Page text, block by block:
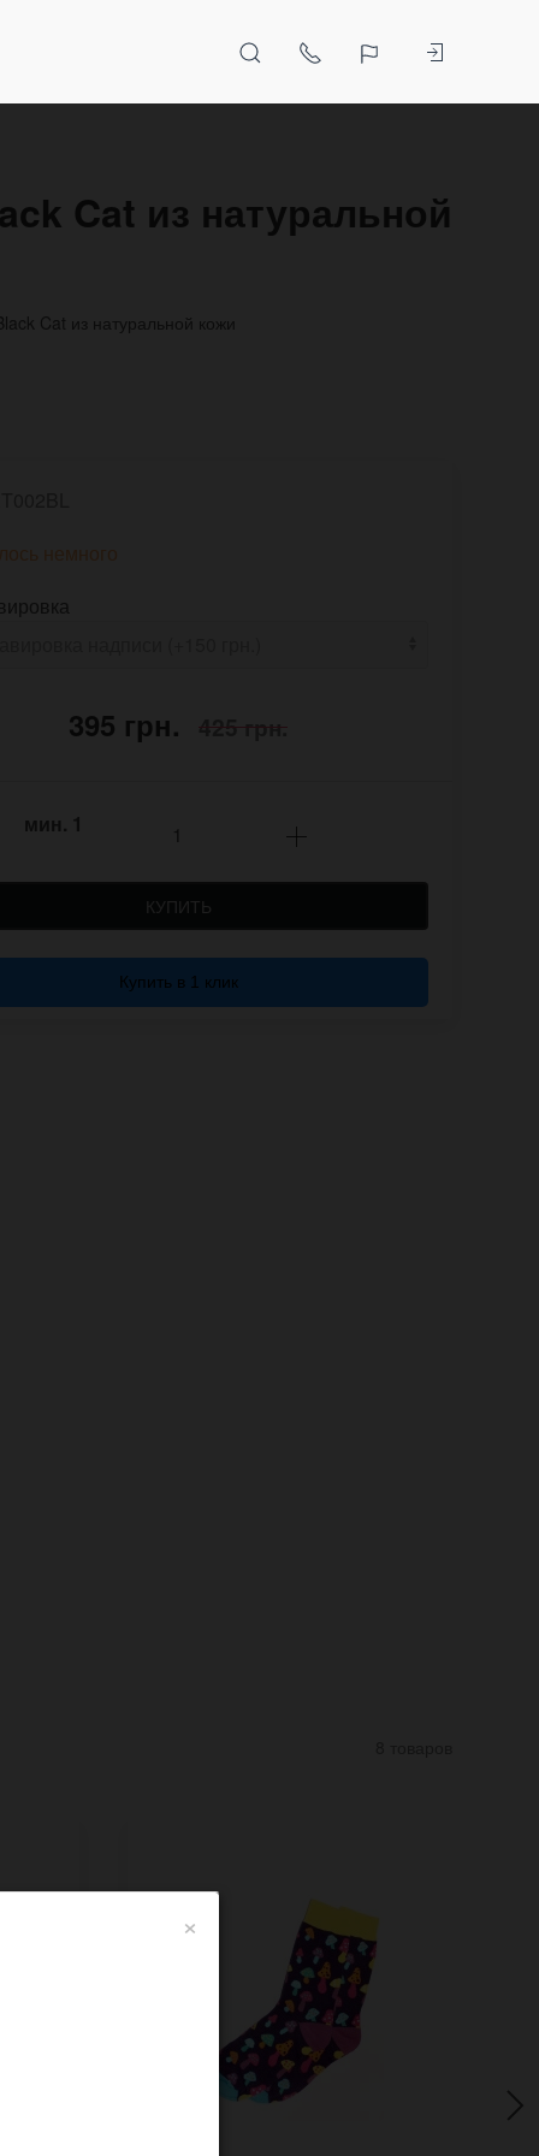
Cat из натуральной
Cat из натуральной кожи
395 грн. 425 грн.
мин. 1
КУПИТЬ
Купить в 1 клик
×